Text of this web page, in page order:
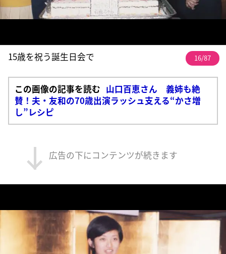
15歳を祝う誕生日会で 16/87
この画像の記事を読む 山口百恵さん 義姉も絶
賛！夫・友和の70歳出演ラッシュ支える“かさ増
し”レシピ
広告の下にコンテンツが続きます